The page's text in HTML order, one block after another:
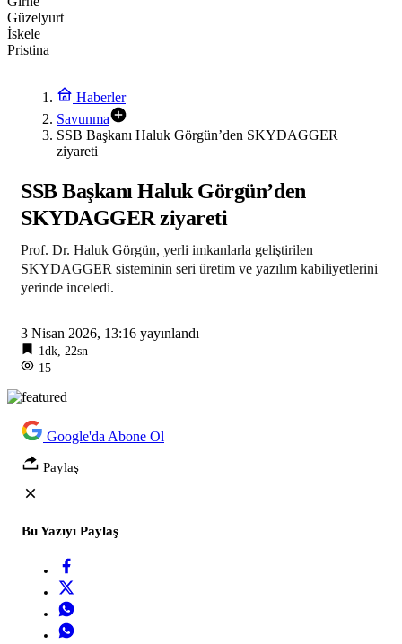
Güzelyurt
İskele
Pristina
Haberler
Savunma
SSB Başkanı Haluk Görgün’den SKYDAGGER
ziyareti
SSB Başkanı Haluk Görgün’den
SKYDAGGER ziyareti
Prof. Dr. Haluk Görgün, yerli imkanlarla geliştirilen
SKYDAGGER sisteminin seri üretim ve yazılım kabiliyetlerini
yerinde inceledi.
3 Nisan 2026, 13:16 yayınlandı
1dk, 22sn
15
Google'da Abone Ol
Paylaş
Bu Yazıyı Paylaş